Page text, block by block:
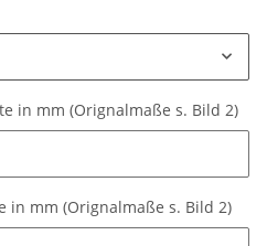
in mm (Orignalmaße s. Bild 2)
in mm (Orignalmaße s. Bild 2)